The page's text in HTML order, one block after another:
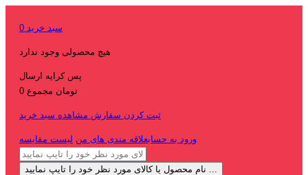
سبد خرید 0
هیچ محصولی وجود ندارد
پس کرایه ارسال
0 تومان مجموع
ثبت کردن سفارش مشاهده سبد خرید
ورود به حسابعلاقه مندی های من لیست مقایسه
نام محصول یا کالای مورد نظر خود را تایپ نمایید ...